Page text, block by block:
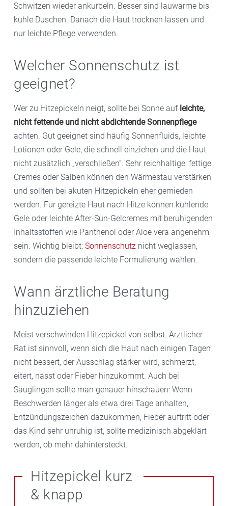
Schwitzen wieder ankurbeln. Besser sind lauwarme bis
kühle Duschen. Danach die Haut trocknen lassen und
nur leichte Pflege verwenden.
Welcher Sonnenschutz ist
geeignet?
Wer zu Hitzepickeln neigt, sollte bei Sonne auf leichte,
nicht fettende und nicht abdichtende Sonnenpflege
achten. Gut geeignet sind häufig Sonnenfluids, leichte
Lotionen oder Gele, die schnell einziehen und die Haut
nicht zusätzlich „verschließen“. Sehr reichhaltige, fettige
Cremes oder Salben können den Wärmestau verstärken
und sollten bei akuten Hitzepickeln eher gemieden
werden. Für gereizte Haut nach Hitze können kühlende
Gele oder leichte After-Sun-Gelcremes mit beruhigenden
Inhaltsstoffen wie Panthenol oder Aloe vera angenehm
sein. Wichtig bleibt: Sonnenschutz nicht weglassen,
sondern die passende leichte Formulierung wählen.
Wann ärztliche Beratung
hinzuziehen
Meist verschwinden Hitzepickel von selbst. Ärztlicher
Rat ist sinnvoll, wenn sich die Haut nach einigen Tagen
nicht bessert, der Ausschlag stärker wird, schmerzt,
eitert, nässt oder Fieber hinzukommt. Auch bei
Säuglingen sollte man genauer hinschauen: Wenn
Beschwerden länger als etwa drei Tage anhalten,
Entzündungszeichen dazukommen, Fieber auftritt oder
das Kind sehr unruhig ist, sollte medizinisch abgeklärt
werden, ob mehr dahintersteckt.
Hitzepickel kurz
& knapp